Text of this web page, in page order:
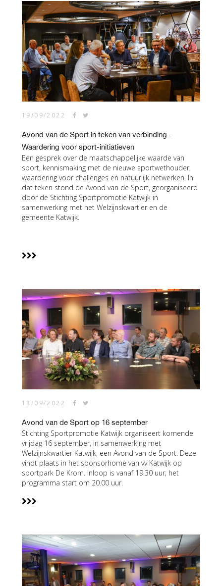
19/09/2022
Avond van de Sport in teken van verbinding –
Waardering voor sport-initiatieven
Een gesprek over de maatschappelijke waarde van
sport, kennismaking met de nieuwe sportwethouder,
waardering voor challenges en natuurlijk netwerken. In
dat teken stond de Avond van de Sport, georganiseerd
door de Stichting Sportpromotie Katwijk in
samenwerking met het Welzijnskwartier en de
gemeente Katwijk.
13/09/2022
Avond van de Sport op 16 september
Stichting Sportpromotie Katwijk organiseert komende
vrijdag 16 september, in samenwerking met
Welzijnskwartier Katwijk, een Avond van de Sport. Deze
vindt plaats in het sponsorhome van vv Katwijk op
sportpark De Krom. Inloop is vanaf 19.30 uur; het
programma start om 20.00 uur.